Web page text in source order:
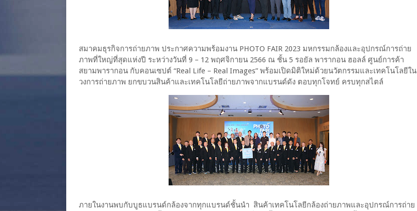
สมาคมธุรกิจการถ่ายภาพ ประกาศความพร้อมงาน PHOTO FAIR 2023 มหกรรมกล้องและอุปกรณ์การถ่าย
ภาพที่ใหญ่ที่สุดแห่งปี ระหว่างวันที่ 9 – 12 พฤศจิกายน 2566 ณ ชั้น 5 รอยัล พารากอน ฮอลล์ ศูนย์การค้า
สยามพารากอน กับคอนเซปต์ “Real Life – Real Images” พร้อมเปิดมิติใหม่ด้วยนวัตกรรมและเทคโนโลยีใน
วงการถ่ายภาพ ยกขบวนสินค้าและเทคโนโลยีถ่ายภาพจากแบรนด์ดัง ตอบทุกโจทย์ ครบทุกสไตล์
ภายในงานพบกับบูธแบรนด์กล้องจากทุกแบรนด์ชั้นนำ สินค้าเทคโนโลยีกล้องถ่ายภาพและอุปกรณ์การถ่าย